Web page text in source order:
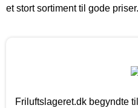
et stort sortiment til gode priser.
Friluftslageret.dk begyndte